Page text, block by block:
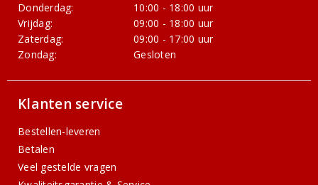
Donderdag:
10:00 - 18:00 uur
Vrijdag:
09:00 - 18:00 uur
Zaterdag:
09:00 - 17:00 uur
Zondag:
Gesloten
Klanten service
Bestellen-leveren
Betalen
Veel gestelde vragen